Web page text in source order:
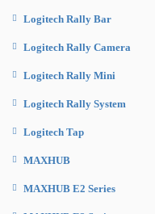
Logitech Rally Bar
Logitech Rally Camera
Logitech Rally Mini
Logitech Rally System
Logitech Tap
MAXHUB
MAXHUB E2 Series